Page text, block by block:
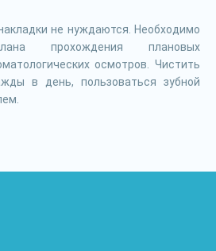
не нуждаются. Необходимо
прохождения плановых
осмотров. Чистить
в день, пользоваться зубной